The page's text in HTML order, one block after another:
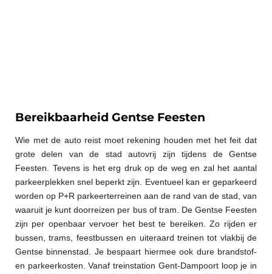
Bereikbaarheid Gentse Feesten
Wie met de auto reist moet rekening houden met het feit dat
grote delen van de stad autovrij zijn tijdens de Gentse
Feesten. Tevens is het erg druk op de weg en zal het aantal
parkeerplekken snel beperkt zijn. Eventueel kan er geparkeerd
worden op P+R parkeerterreinen aan de rand van de stad, van
waaruit je kunt doorreizen per bus of tram. De Gentse Feesten
zijn per openbaar vervoer het best te bereiken. Zo rijden er
bussen, trams, feestbussen en uiteraard treinen tot vlakbij de
Gentse binnenstad. Je bespaart hiermee ook dure brandstof-
en parkeerkosten. Vanaf treinstation Gent-Dampoort loop je in